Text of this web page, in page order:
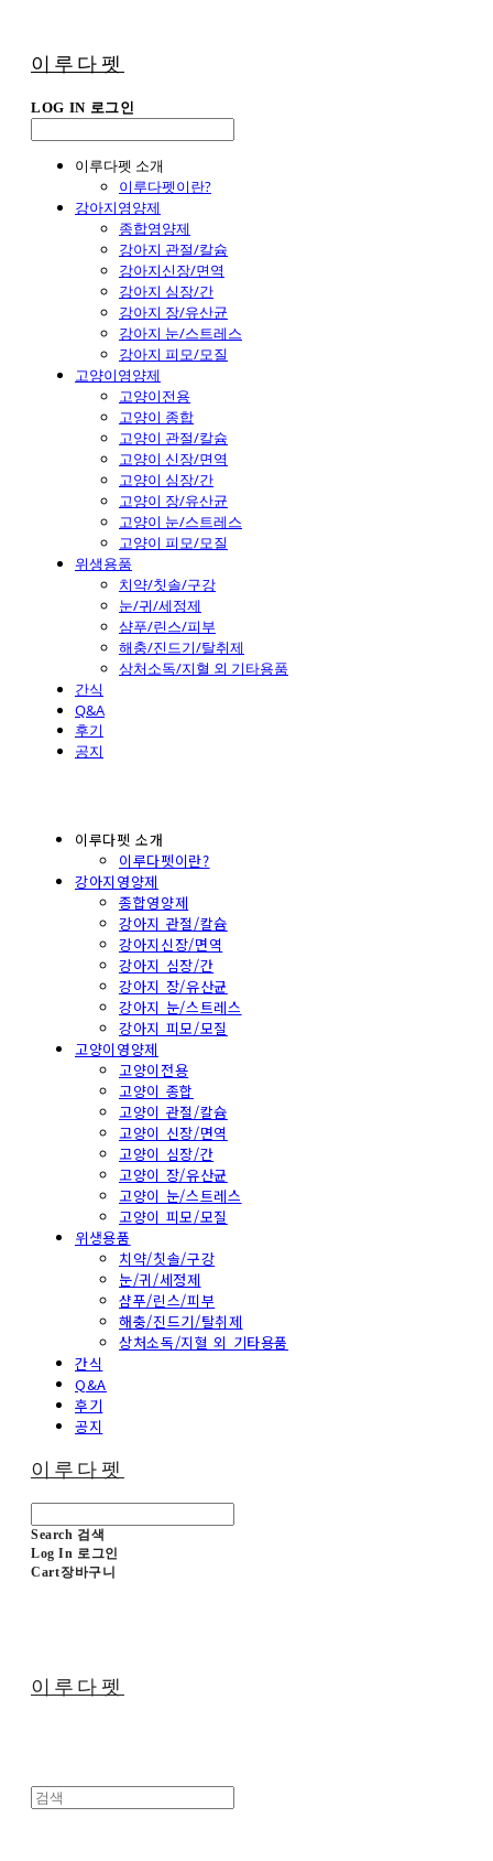
이루다펫
LOG IN 로그인
이루다펫 소개
이루다펫이란?
강아지영양제
종합영양제
강아지 관절/칼슘
강아지신장/면역
강아지 심장/간
강아지 장/유산균
강아지 눈/스트레스
강아지 피모/모질
고양이영양제
고양이전용
고양이 종합
고양이 관절/칼슘
고양이 신장/면역
고양이 심장/간
고양이 장/유산균
고양이 눈/스트레스
고양이 피모/모질
위생용품
치약/칫솔/구강
눈/귀/세정제
샴푸/린스/피부
해충/진드기/탈취제
상처소독/지혈 외 기타용품
간식
Q&A
후기
공지
이루다펫 소개
이루다펫이란?
강아지영양제
종합영양제
강아지 관절/칼슘
강아지신장/면역
강아지 심장/간
강아지 장/유산균
강아지 눈/스트레스
강아지 피모/모질
고양이영양제
고양이전용
고양이 종합
고양이 관절/칼슘
고양이 신장/면역
고양이 심장/간
고양이 장/유산균
고양이 눈/스트레스
고양이 피모/모질
위생용품
치약/칫솔/구강
눈/귀/세정제
샴푸/린스/피부
해충/진드기/탈취제
상처소독/지혈 외 기타용품
간식
Q&A
후기
공지
이루다펫
Search 검색
Log In 로그인
Cart장바구니
이루다펫